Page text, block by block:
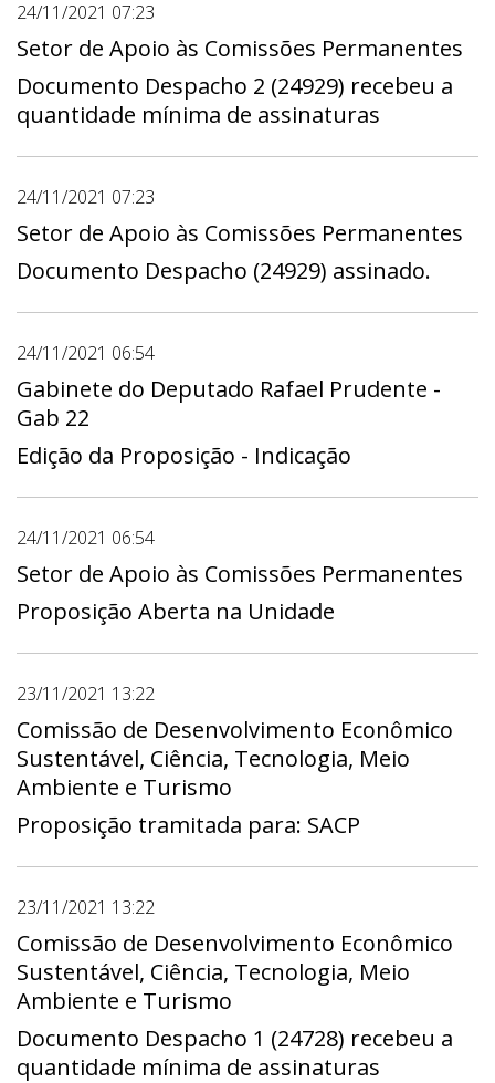
24/11/2021 07:23
Setor de Apoio às Comissões Permanentes
Documento Despacho 2 (24929) recebeu a
quantidade mínima de assinaturas
24/11/2021 07:23
Setor de Apoio às Comissões Permanentes
Documento Despacho (24929) assinado.
24/11/2021 06:54
Gabinete do Deputado Rafael Prudente -
Gab 22
Edição da Proposição - Indicação
24/11/2021 06:54
Setor de Apoio às Comissões Permanentes
Proposição Aberta na Unidade
23/11/2021 13:22
Comissão de Desenvolvimento Econômico
Sustentável, Ciência, Tecnologia, Meio
Ambiente e Turismo
Proposição tramitada para: SACP
23/11/2021 13:22
Comissão de Desenvolvimento Econômico
Sustentável, Ciência, Tecnologia, Meio
Ambiente e Turismo
Documento Despacho 1 (24728) recebeu a
quantidade mínima de assinaturas